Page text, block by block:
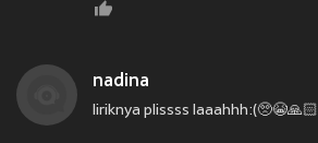
nadina
liriknya plissss laaahhh:(🥺😭🙏🏻